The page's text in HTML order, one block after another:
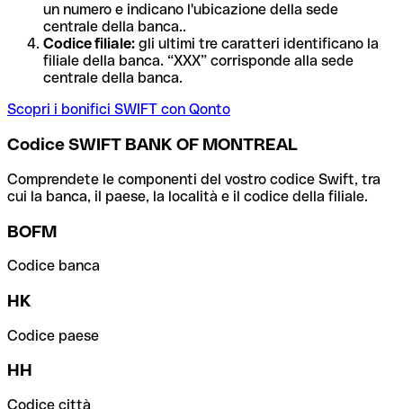
un numero e indicano l'ubicazione della sede
centrale della banca..
Codice filiale: gli ultimi tre caratteri identificano la
filiale della banca. “XXX” corrisponde alla sede
centrale della banca.
Scopri i bonifici SWIFT con Qonto
Codice SWIFT BANK OF MONTREAL
Comprendete le componenti del vostro codice Swift, tra
cui la banca, il paese, la località e il codice della filiale.
BOFM
Codice banca
HK
Codice paese
HH
Codice città